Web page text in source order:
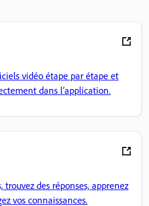
vidéo étape par étape et
dans l’application.
trouvez des réponses, apprenez
vos connaissances.